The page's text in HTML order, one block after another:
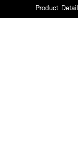
Product Detail